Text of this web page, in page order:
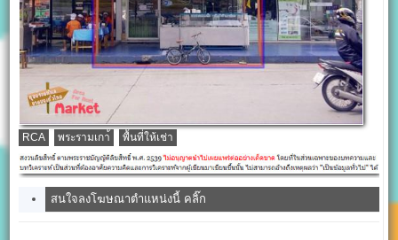
RCA พระรามเกา้ พื้นที่ให้เช่า
สนใจลงโฆษณาตำแหน่งนี้ คลิ๊ก